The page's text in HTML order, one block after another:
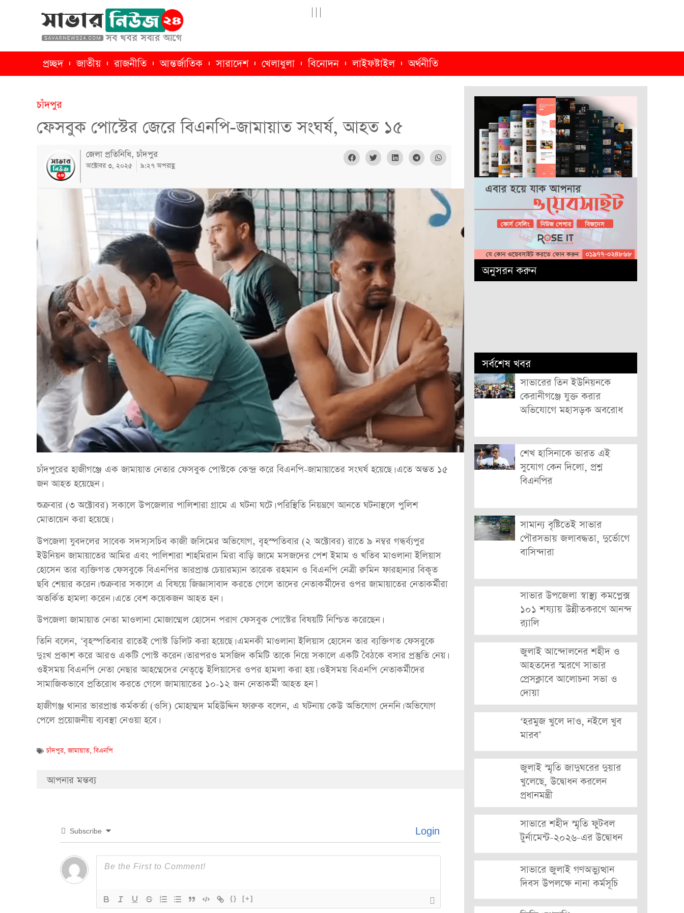
প্রচ্ছদ জাতীয় রাজনীতি আন্তর্জাতিক সারাদেশ খেলাধুলা বিনোদন লাইফষ্টাইল অর্থনীতি
চাঁদপুর
ফেসবুক পোস্টের জেরে বিএনপি-জামায়াত সংঘর্ষ, আহত ১৫
জেলা প্রতিনিধি, চাঁদপুর
অক্টোবর ৩, ২০২৫ ৯:২৭ অপরাহ্ণ
চাঁদপুরের হাজীগঞ্জে এক জামায়াত নেতার ফেসবুক পোস্টকে কেন্দ্র করে বিএনপি-জামায়াতের সংঘর্ষ হয়েছে। এতে অন্তত ১৫
জন আহত হয়েছেন।
শুক্রবার (৩ অক্টোবর) সকালে উপজেলার পালিশারা গ্রামে এ ঘটনা ঘটে। পরিস্থিতি নিয়ন্ত্রণে আনতে ঘটনাস্থলে পুলিশ
মোতায়েন করা হয়েছে।
উপজেলা যুবদলের সাবেক সদস্যসচিব কাজী জসিমের অভিযোগ, বৃহস্পতিবার (২ অক্টোবর) রাতে ৯ নম্বর গন্ধর্ব্যপুর
ইউনিয়ন জামায়াতের আমির এবং পালিশারা শাহমিরান মিরা বাড়ি জামে মসজদের পেশ ইমাম ও খতিব মাওলানা ইলিয়াস
হোসেন তার ব্যক্তিগত ফেসবুকে বিএনপির ভারপ্রাপ্ত চেয়ারম্যান তারেক রহমান ও বিএনপি নেত্রী রুমিন ফারহানার বিকৃত
ছবি শেয়ার করেন। শুক্রবার সকালে এ বিষয়ে জিজ্ঞাসাবাদ করতে গেলে তাদের নেতাকর্মীদের ওপর জামায়াতের নেতাকর্মীরা
অতর্কিত হামলা করেন। এতে বেশ কয়েকজন আহত হন।
উপজেলা জামায়াত নেতা মাওলানা মোজাম্মেল হোসেন পরাণ ফেসবুক পোস্টের বিষয়টি নিশ্চিত করেছেন।
তিনি বলেন, ‌‘বৃহস্পতিবার রাতেই পোস্ট ডিলিট করা হয়েছে। এমনকী মাওলানা ইলিয়াস হোসেন তার ব্যক্তিগত ফেসবুকে
দুঃখ প্রকাশ করে আরও একটি পোস্ট করেন। তারপরও মসজিদ কমিটি তাকে নিয়ে সকালে একটি বৈঠকে বসার প্রস্তুতি নেয়।
ওইসময় বিএনপি নেতা নেছার আহম্মেদের নেতৃত্বে ইলিয়াসের ওপর হামলা করা হয়। ওইসময় বিএনপি নেতাকর্মীদের
সামাজিকভাবে প্রতিরোধ করতে গেলে জামায়াতের ১০-১২ জন নেতাকর্মী আহত হন।’
হাজীগঞ্জ থানার ভারপ্রাপ্ত কর্মকর্তা (ওসি) মোহাম্মদ মহিউদ্দিন ফারুক বলেন, এ ঘটনায় কেউ অভিযোগ দেননি। অভিযোগ
পেলে প্রয়োজনীয় ব্যবস্থা নেওয়া হবে।
চাঁদপুর,জামায়াত,বিএনপি
আপনার মন্তব্য
Subscribe Login
{} [+]
অনুসরন করুন
সর্বশেষ খবর
সাভারের তিন ইউনিয়নকে
কেরানীগঞ্জে যুক্ত করার
অভিযোগে মহাসড়ক অবরোধ
শেখ হাসিনাকে ভারত এই
সুযোগ কেন দিলো, প্রশ্ন
বিএনপির
সামান্য বৃষ্টিতেই সাভার
পৌরসভায় জলাবদ্ধতা, দুর্ভোগে
বাসিন্দারা
সাভার উপজেলা স্বাস্থ্য কমপ্লেক্স
১০১ শয্যায় উন্নীতকরণে আনন্দ
র‍্যালি
জুলাই আন্দোলনের শহীদ ও
আহতদের স্মরণে সাভার
প্রেসক্লাবে আলোচনা সভা ও
দোয়া
‘হরমুজ খুলে দাও, নইলে খুব
মারব’
জুলাই স্মৃতি জাদুঘরের দুয়ার
খুলেছে, উদ্বোধন করলেন
প্রধানমন্ত্রী
সাভারে শহীদ স্মৃতি ফুটবল
টুর্নামেন্ট-২০২৬-এর উদ্বোধন
সাভারে জুলাই গণঅভ্যুত্থান
দিবস উপলক্ষে নানা কর্মসূচি